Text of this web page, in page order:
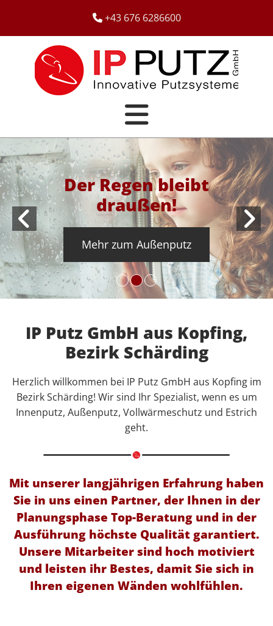
 +43 676 6286600
Der Regen bleibt
draußen!
Mehr zum Außenputz
IP Putz GmbH aus Kopfing,
Bezirk Schärding
Herzlich willkommen bei IP Putz GmbH aus Kopfing im
Bezirk Schärding! Wir sind Ihr Spezialist, wenn es um
Innenputz, Außenputz, Vollwärmeschutz und Estrich
geht.
Mit unserer langjährigen Erfahrung haben
Sie in uns einen Partner, der Ihnen in der
Planungsphase Top-Beratung und in der
Ausführung höchste Qualität garantiert.
Unsere Mitarbeiter sind hoch motiviert
und leisten ihr Bestes, damit Sie sich in
Ihren eigenen Wänden wohlfühlen.